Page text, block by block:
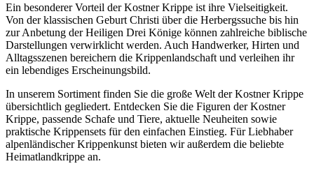
Ein besonderer Vorteil der Kostner Krippe ist ihre Vielseitigkeit.
Von der klassischen Geburt Christi über die Herbergssuche bis hin
zur Anbetung der Heiligen Drei Könige können zahlreiche biblische
Darstellungen verwirklicht werden. Auch Handwerker, Hirten und
Alltagsszenen bereichern die Krippenlandschaft und verleihen ihr
ein lebendiges Erscheinungsbild.
In unserem Sortiment finden Sie die große Welt der Kostner Krippe
übersichtlich gegliedert. Entdecken Sie die Figuren der Kostner
Krippe, passende Schafe und Tiere, aktuelle Neuheiten sowie
praktische Krippensets für den einfachen Einstieg. Für Liebhaber
alpenländischer Krippenkunst bieten wir außerdem die beliebte
Heimatlandkrippe an.